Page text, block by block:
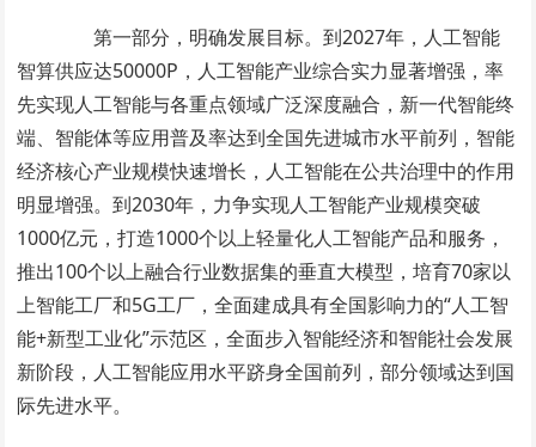
第一部分，明确发展目标。到2027年，人工智能
智算供应达50000P，人工智能产业综合实力显著增强，率
先实现人工智能与各重点领域广泛深度融合，新一代智能终
端、智能体等应用普及率达到全国先进城市水平前列，智能
经济核心产业规模快速增长，人工智能在公共治理中的作用
明显增强。到2030年，力争实现人工智能产业规模突破
1000亿元，打造1000个以上轻量化人工智能产品和服务，
推出100个以上融合行业数据集的垂直大模型，培育70家以
上智能工厂和5G工厂，全面建成具有全国影响力的“人工智
能+新型工业化”示范区，全面步入智能经济和智能社会发展
新阶段，人工智能应用水平跻身全国前列，部分领域达到国
际先进水平。